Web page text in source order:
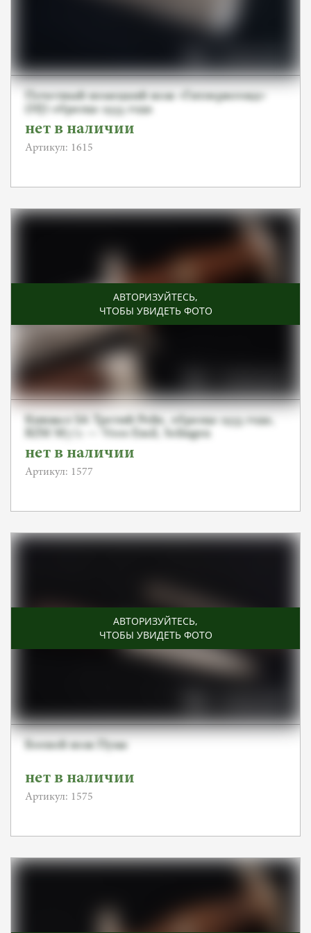
Почетный немецкий нож «Гитлерюгенд»
(HJ) образца 1933 года
нет в наличии
Артикул: 1615
АВТОРИЗУЙТЕСЬ,
ЧТОБЫ УВИДЕТЬ ФОТО
Кинжал SA Третий Рейх, образца 1933 года,
RZM M7/2 — Voos Emil, Solingen
нет в наличии
Артикул: 1577
АВТОРИЗУЙТЕСЬ,
ЧТОБЫ УВИДЕТЬ ФОТО
Боевой нож Пума
нет в наличии
Артикул: 1575